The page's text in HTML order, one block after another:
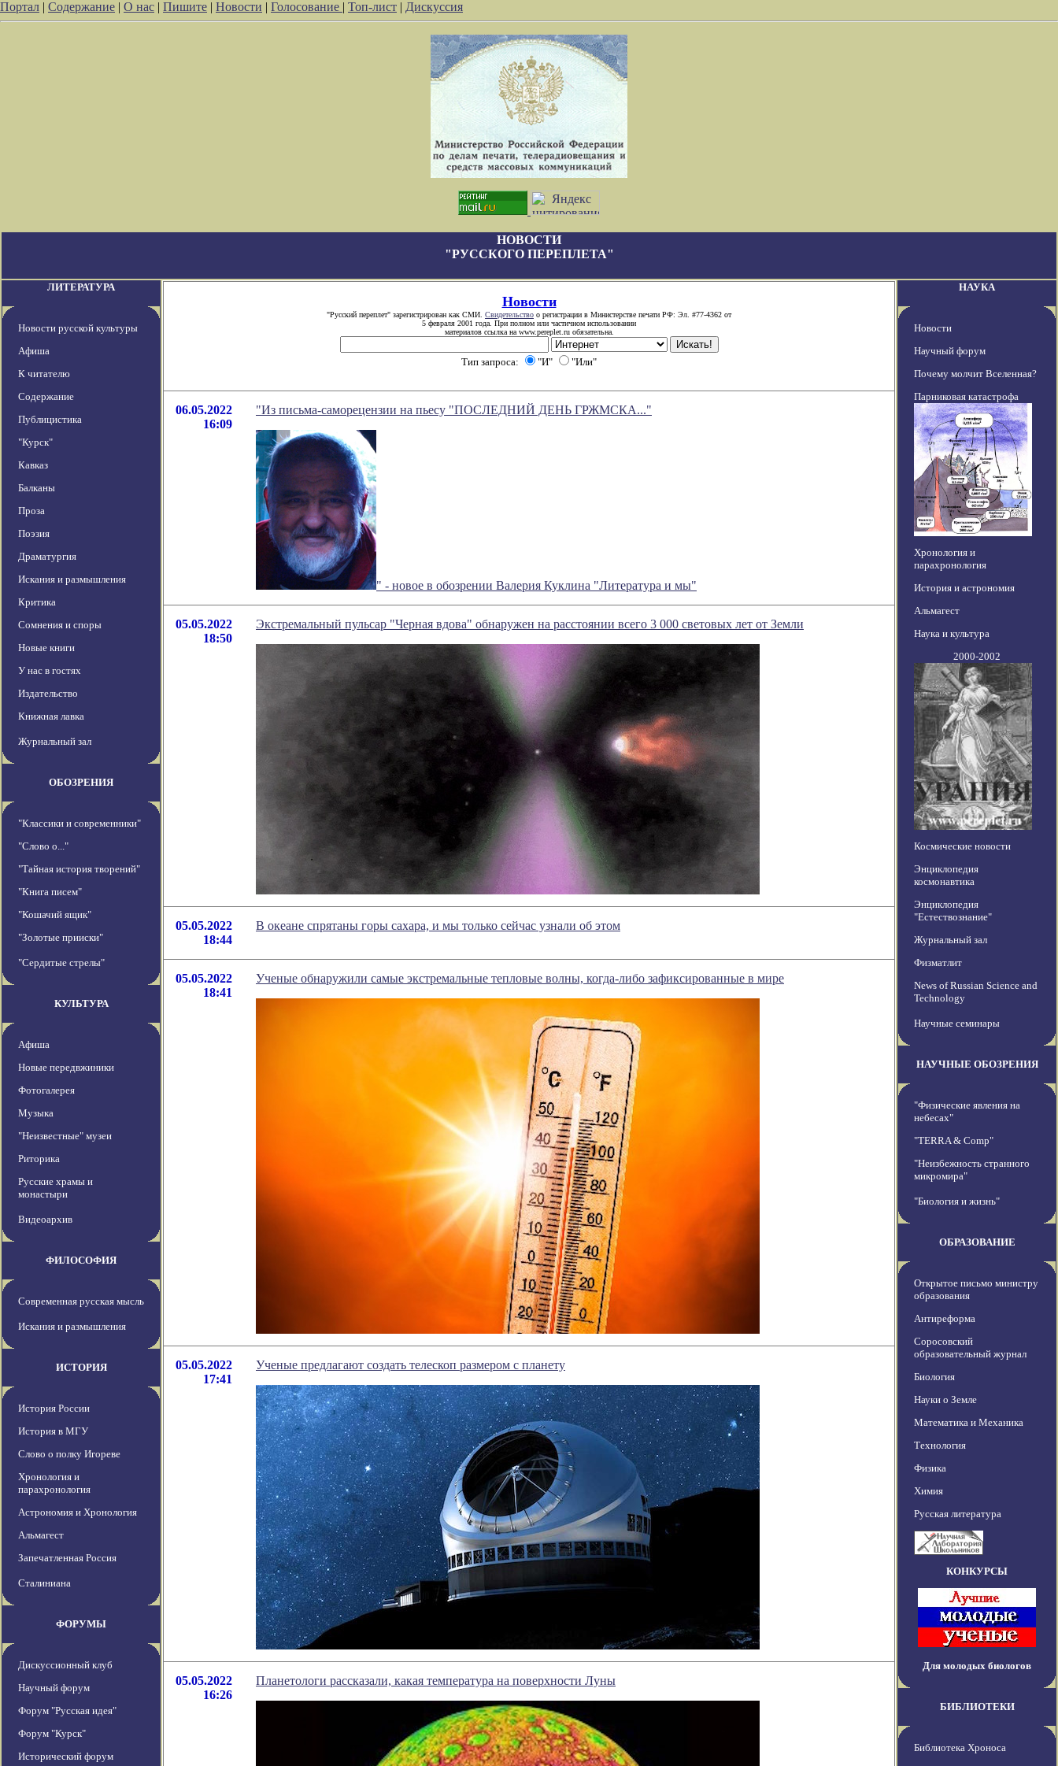
Портал | Содержание | О нас | Пишите | Новости | Голосование | Топ-лист | Дискуссия
НОВОСТИ
"РУССКОГО ПЕРЕПЛЕТА"
ЛИТЕРАТУРА
Новости русской культуры
Афиша
К читателю
Содержание
Публицистика
"Курск"
Кавказ
Балканы
Проза
Поэзия
Драматургия
Искания и размышления
Критика
Сомнения и споры
Новые книги
У нас в гостях
Издательство
Книжная лавка
Журнальный зал
ОБОЗРЕНИЯ
"Классики и современники"
"Слово о..."
"Тайная история творений"
"Книга писем"
"Кошачий ящик"
"Золотые прииски"
"Сердитые стрелы"
КУЛЬТУРА
Афиша
Новые передвжиники
Фотогалерея
Музыка
"Неизвестные" музеи
Риторика
Русские храмы и
монастыри
Видеоархив
ФИЛОСОФИЯ
Современная русская мысль
Искания и размышления
ИСТОРИЯ
История России
История в МГУ
Слово о полку Игореве
Хронология и
парахронология
Астрономия и Хронология
Альмагест
Запечатленная Россия
Сталиниана
ФОРУМЫ
Дискуссионный клуб
Научный форум
Форум "Русская идея"
Форум "Курск"
Исторический форум
Новости
"Русский переплет" зарегистрирован как СМИ. Свидетельство о регистрации в Министерстве печати РФ: Эл. #77-4362 от
5 февраля 2001 года. При полном или частичном использовании
материалов ссылка на www.pereplet.ru обязательна.
Тип запроса: "И" "Или"
06.05.2022
16:09
"Из письма-саморецензии на пьесу "ПОСЛЕДНИЙ ДЕНЬ ГРЖМСКА..."
" - новое в обозрении Валерия Куклина "Литература и мы"
05.05.2022
18:50
Экстремальный пульсар "Черная вдова" обнаружен на расстоянии всего 3 000 световых лет от Земли
05.05.2022
18:44
В океане спрятаны горы сахара, и мы только сейчас узнали об этом
05.05.2022
18:41
Ученые обнаружили самые экстремальные тепловые волны, когда-либо зафиксированные в мире
05.05.2022
17:41
Ученые предлагают создать телескоп размером с планету
05.05.2022
16:26
Планетологи рассказали, какая температура на поверхности Луны
НАУКА
Новости
Научный форум
Почему молчит Вселенная?
Парниковая катастрофа
Хронология и
парахронология
История и астрономия
Альмагест
Наука и культура
2000-2002
Космические новости
Энциклопедия
космонавтика
Энциклопедия
"Естествознание"
Журнальный зал
Физматлит
News of Russian Science and
Technology
Научные семинары
НАУЧНЫЕ ОБОЗРЕНИЯ
"Физические явления на
небесах"
"TERRA & Comp"
"Неизбежность странного
микромира"
"Биология и жизнь"
ОБРАЗОВАНИЕ
Открытое письмо министру
образования
Антиреформа
Соросовский
образовательный журнал
Биология
Науки о Земле
Математика и Механика
Технология
Физика
Химия
Русская литература
КОНКУРСЫ
Для молодых биологов
БИБЛИОТЕКИ
Библиотека Хроноса